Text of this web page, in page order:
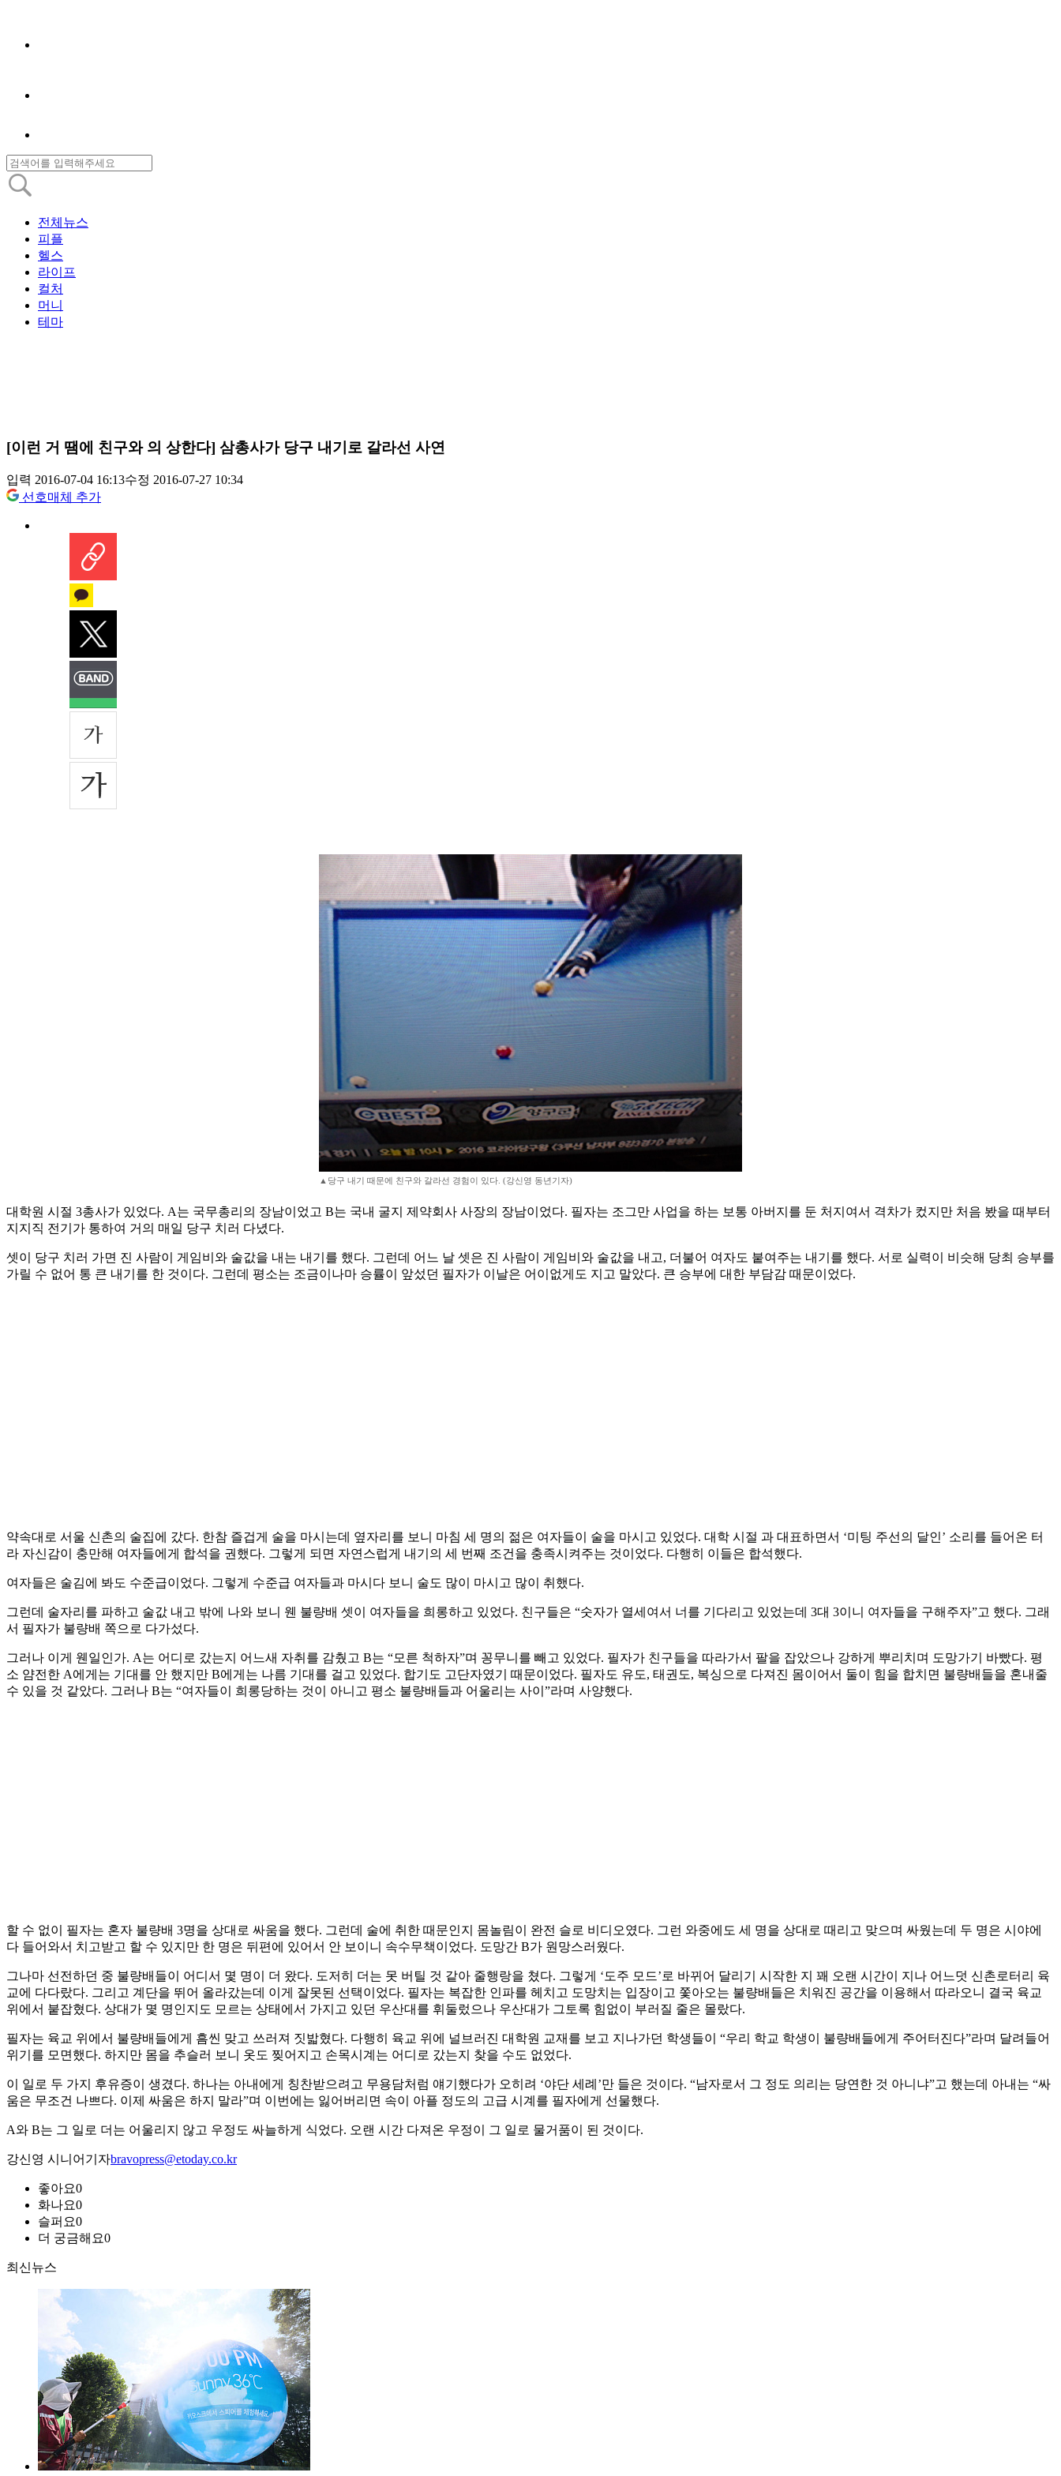
전체뉴스
피플
헬스
라이프
컬처
머니
테마
[이런 거 땜에 친구와 의 상한다] 삼총사가 당구 내기로 갈라선 사연
입력 2016-07-04 16:13수정 2016-07-27 10:34
선호매체 추가
▲당구 내기 때문에 친구와 갈라선 경험이 있다. (강신영 동년기자)
대학원 시절 3총사가 있었다. A는 국무총리의 장남이었고 B는 국내 굴지 제약회사 사장의 장남이었다. 필자는 조그만 사업을 하는 보통 아버지를 둔 처지여서 격차가 컸지만 처음 봤을 때부터
지지직 전기가 통하여 거의 매일 당구 치러 다녔다.
셋이 당구 치러 가면 진 사람이 게임비와 술값을 내는 내기를 했다. 그런데 어느 날 셋은 진 사람이 게임비와 술값을 내고, 더불어 여자도 붙여주는 내기를 했다. 서로 실력이 비슷해 당최 승부를
가릴 수 없어 통 큰 내기를 한 것이다. 그런데 평소는 조금이나마 승률이 앞섰던 필자가 이날은 어이없게도 지고 말았다. 큰 승부에 대한 부담감 때문이었다.
약속대로 서울 신촌의 술집에 갔다. 한참 즐겁게 술을 마시는데 옆자리를 보니 마침 세 명의 젊은 여자들이 술을 마시고 있었다. 대학 시절 과 대표하면서 ‘미팅 주선의 달인’ 소리를 들어온 터
라 자신감이 충만해 여자들에게 합석을 권했다. 그렇게 되면 자연스럽게 내기의 세 번째 조건을 충족시켜주는 것이었다. 다행히 이들은 합석했다.
여자들은 술김에 봐도 수준급이었다. 그렇게 수준급 여자들과 마시다 보니 술도 많이 마시고 많이 취했다.
그런데 술자리를 파하고 술값 내고 밖에 나와 보니 웬 불량배 셋이 여자들을 희롱하고 있었다. 친구들은 “숫자가 열세여서 너를 기다리고 있었는데 3대 3이니 여자들을 구해주자”고 했다. 그래
서 필자가 불량배 쪽으로 다가섰다.
그러나 이게 웬일인가. A는 어디로 갔는지 어느새 자취를 감췄고 B는 “모른 척하자”며 꽁무니를 빼고 있었다. 필자가 친구들을 따라가서 팔을 잡았으나 강하게 뿌리치며 도망가기 바빴다. 평
소 얌전한 A에게는 기대를 안 했지만 B에게는 나름 기대를 걸고 있었다. 합기도 고단자였기 때문이었다. 필자도 유도, 태권도, 복싱으로 다져진 몸이어서 둘이 힘을 합치면 불량배들을 혼내줄
수 있을 것 같았다. 그러나 B는 “여자들이 희롱당하는 것이 아니고 평소 불량배들과 어울리는 사이”라며 사양했다.
할 수 없이 필자는 혼자 불량배 3명을 상대로 싸움을 했다. 그런데 술에 취한 때문인지 몸놀림이 완전 슬로 비디오였다. 그런 와중에도 세 명을 상대로 때리고 맞으며 싸웠는데 두 명은 시야에
다 들어와서 치고받고 할 수 있지만 한 명은 뒤편에 있어서 안 보이니 속수무책이었다. 도망간 B가 원망스러웠다.
그나마 선전하던 중 불량배들이 어디서 몇 명이 더 왔다. 도저히 더는 못 버틸 것 같아 줄행랑을 쳤다. 그렇게 ‘도주 모드’로 바뀌어 달리기 시작한 지 꽤 오랜 시간이 지나 어느덧 신촌로터리 육
교에 다다랐다. 그리고 계단을 뛰어 올라갔는데 이게 잘못된 선택이었다. 필자는 복잡한 인파를 헤치고 도망치는 입장이고 쫓아오는 불량배들은 치워진 공간을 이용해서 따라오니 결국 육교
위에서 붙잡혔다. 상대가 몇 명인지도 모르는 상태에서 가지고 있던 우산대를 휘둘렀으나 우산대가 그토록 힘없이 부러질 줄은 몰랐다.
필자는 육교 위에서 불량배들에게 흠씬 맞고 쓰러져 짓밟혔다. 다행히 육교 위에 널브러진 대학원 교재를 보고 지나가던 학생들이 “우리 학교 학생이 불량배들에게 주어터진다”라며 달려들어
위기를 모면했다. 하지만 몸을 추슬러 보니 옷도 찢어지고 손목시계는 어디로 갔는지 찾을 수도 없었다.
이 일로 두 가지 후유증이 생겼다. 하나는 아내에게 칭찬받으려고 무용담처럼 얘기했다가 오히려 ‘야단 세례’만 들은 것이다. “남자로서 그 정도 의리는 당연한 것 아니냐”고 했는데 아내는 “싸
움은 무조건 나쁘다. 이제 싸움은 하지 말라”며 이번에는 잃어버리면 속이 아플 정도의 고급 시계를 필자에게 선물했다.
A와 B는 그 일로 더는 어울리지 않고 우정도 싸늘하게 식었다. 오랜 시간 다져온 우정이 그 일로 물거품이 된 것이다.
강신영 시니어기자bravopress@etoday.co.kr
좋아요0
화나요0
슬퍼요0
더 궁금해요0
최신뉴스